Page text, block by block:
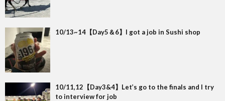
10/13~14【Day5＆6】I got a job in Sushi shop
10/11,12【Day3&4】Let’s go to the finals and I try
to interview for job